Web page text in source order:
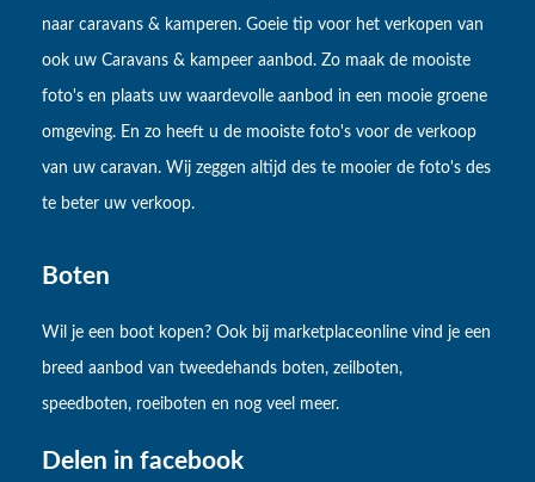
naar caravans & kamperen. Goeie tip voor het verkopen van
ook uw Caravans & kampeer aanbod. Zo maak de mooiste
foto's en plaats uw waardevolle aanbod in een mooie groene
omgeving. En zo heeft u de mooiste foto's voor de verkoop
van uw caravan. Wij zeggen altijd des te mooier de foto's des
te beter uw verkoop.
Boten
Wil je een boot kopen? Ook bij marketplaceonline vind je een
breed aanbod van tweedehands boten, zeilboten,
speedboten, roeiboten en nog veel meer.
Delen in facebook